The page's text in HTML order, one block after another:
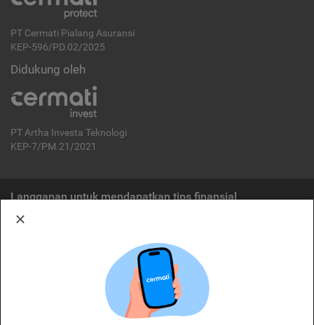
PT Cermati Pialang Asuransi
KEP-596/PD.02/2025
Didukung oleh
PT Artha Investa Teknologi
KEP-7/PM.21/2021
Langganan untuk mendapatkan tips finansial
Cermati merupakan penyelenggara agregasi jasa keuangan yang terdaftar di
OJK. Oleh karena itu, produk dan/atau layanan jasa keuangan yang
ditawarkan bukan merupakan produk dan/atau layanan jasa keuangan yang
diterbitkan oleh Cermati dan Cermati tidak bertanggung jawab atas tuntutan